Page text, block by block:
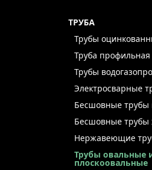
ТРУБА
Трубы
Труба профильная
Трубы
Электросварные
Бесшовные трубы
Бесшовные трубы
Нержавеющие
Трубы овальные
плоскоовальные